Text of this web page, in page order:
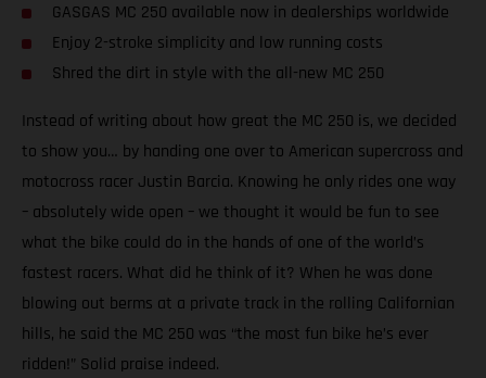
GASGAS MC 250 available now in dealerships worldwide
Enjoy 2-stroke simplicity and low running costs
Shred the dirt in style with the all-new MC 250
Instead of writing about how great the MC 250 is, we decided
to show you… by handing one over to American supercross and
motocross racer Justin Barcia. Knowing he only rides one way
– absolutely wide open – we thought it would be fun to see
what the bike could do in the hands of one of the world’s
fastest racers. What did he think of it? When he was done
blowing out berms at a private track in the rolling Californian
hills, he said the MC 250 was “the most fun bike he’s ever
ridden!” Solid praise indeed.